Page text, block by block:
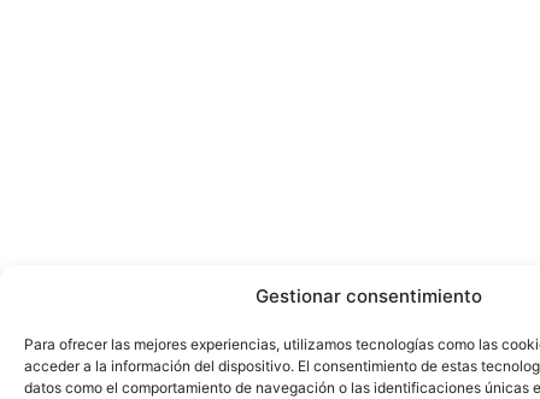
Gestionar consentimiento
Para ofrecer las mejores experiencias, utilizamos tecnologías como las
acceder a la información del dispositivo. El consentimiento de estas
datos como el comportamiento de navegación o las identificaciones únicas